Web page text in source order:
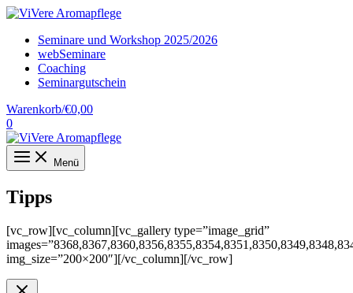
Zum
springenSeminare und Workshop 2025/2026
webSeminare
Coaching
Seminargutschein
Warenkorb/€0,00
0
Menü
Tipps
[vc_row][vc_column][vc_gallery type=”image_grid”
img_size=”200×200″][/vc_column][/vc_row]